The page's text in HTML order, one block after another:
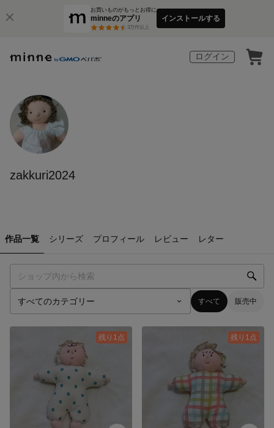
お買いものがもっとお得に
minneのアプリ
3万件以上
インストールする
ログイン
zakkuri2024
作品一覧 シリーズ プロフィール レビュー レター
すべて 販売中
残り1点 残り1点